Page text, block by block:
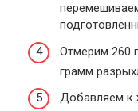
Отмерим 260
грамм
Добавляем к